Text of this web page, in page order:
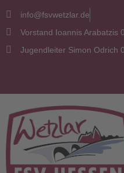
info@fsvwetzlar.de
Vorstand Ioannis Arabatzis
Jugendleiter Simon Odrich